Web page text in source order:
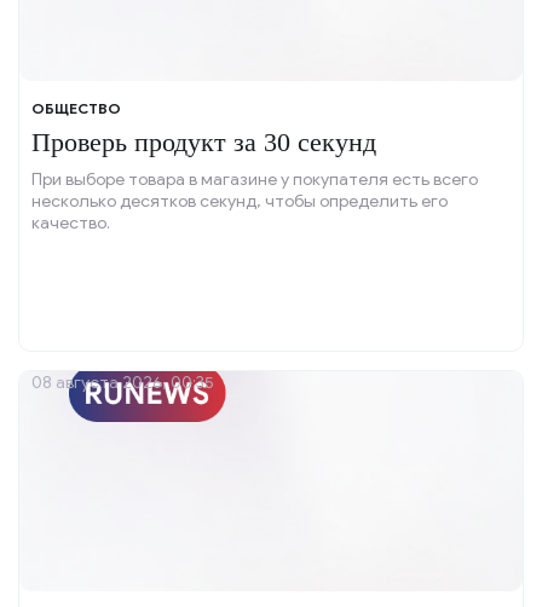
ОБЩЕСТВО
Проверь продукт за 30 секунд
При выборе товара в магазине у покупателя есть всего
несколько десятков секунд, чтобы определить его
качество.
08 августа 2026, 00:35